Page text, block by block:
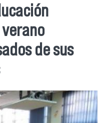
de sus